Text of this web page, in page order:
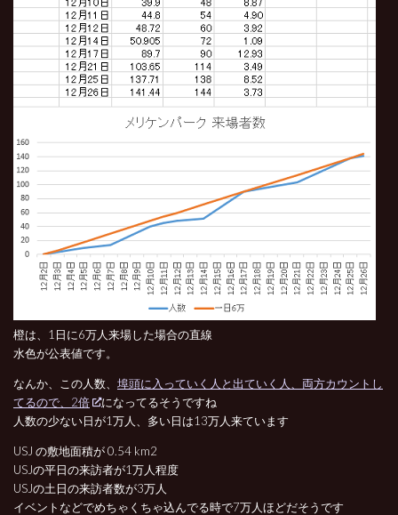
橙は、1日に6万人来場した場合の直線
水色が公表値です。
なんか、この人数、 埠頭に入っていく人と出ていく人、両方カウントし
てるので、2倍
になってるそうですね
人数の少ない日が1万人、多い日は13万人来ています
USJ の敷地面積が 0.54 km2
USJの平日の来訪者が1万人程度
USJの土日の来訪者数が3万人
イベントなどでめちゃくちゃ込んでる時で7万人ほどだそうです